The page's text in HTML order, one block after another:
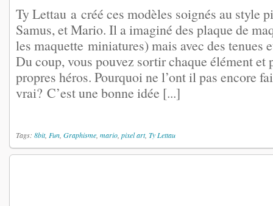
Ty Lettau a créé ces modèles soignés au style
Samus, et Mario. Il a imaginé des plaque de
les maquette miniatures) mais avec des tenues
Du coup, vous pouvez sortir chaque élément et
propres héros. Pourquoi ne l’ont il pas encore
vrai? C’est une bonne idée [...]
Tags: 8bit, Fun Graphisme mario pixel art, Ty Lettau